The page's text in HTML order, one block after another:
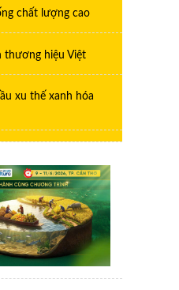
chất lượng cao
thương hiệu Việt
xu thế xanh hóa